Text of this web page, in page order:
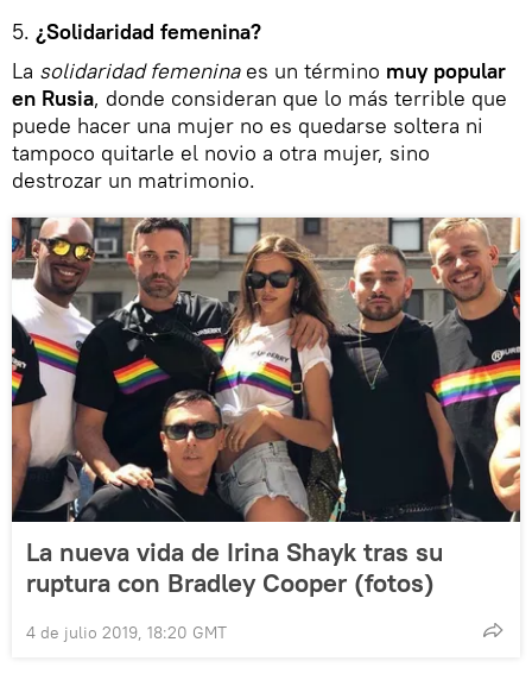
5. ¿Solidaridad femenina?
La solidaridad femeninaes un término muy popular
en Rusia, donde consideran que lo más terrible que
puede hacer una mujer no es quedarse soltera ni
tampoco quitarle el novio a otra mujer, sino
destrozar un matrimonio.
La nueva vida de Irina Shayk tras su
ruptura con Bradley Cooper (fotos)
4 de julio 2019, 18:20 GMT